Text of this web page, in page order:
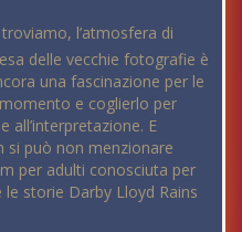
l’atmosfera di
delle vecchie fotografie è
una fascinazione per le
e coglierlo per
all’interpretazione. E
si può non menzionare
per adulti conosciuta per
storie Darby Lloyd Rains